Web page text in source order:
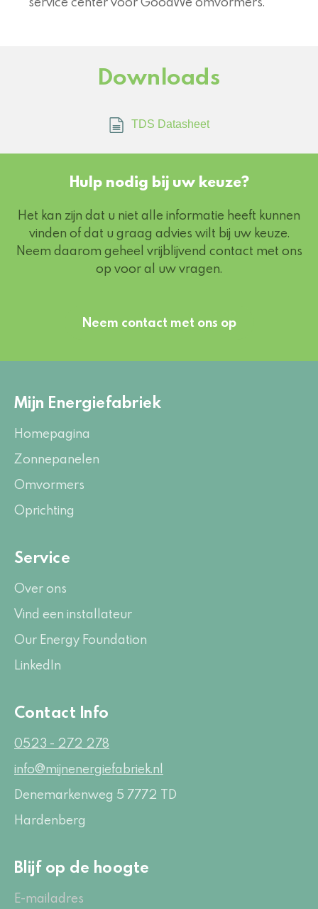
Downloads
TDS Datasheet
Hulp nodig bij uw keuze?
Het kan zijn dat u niet alle informatie heeft kunnen
vinden of dat u graag advies wilt bij uw keuze.
Neem daarom geheel vrijblijvend contact met ons
op voor al uw vragen.
Neem contact met ons op
Mijn Energiefabriek
Homepagina
Zonnepanelen
Omvormers
Oprichting
Service
Over ons
Vind een installateur
Our Energy Foundation
LinkedIn
Contact Info
0523 - 272 278
info@mijnenergiefabriek.nl
Denemarkenweg 5 7772 TD
Hardenberg
Blijf op de hoogte